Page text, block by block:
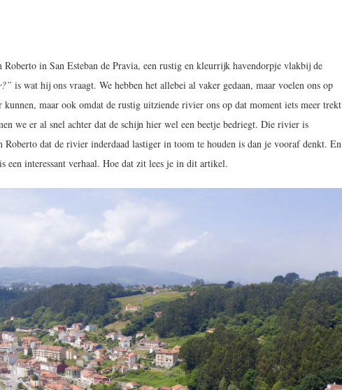
in San Esteban de Pravia, een rustig en kleurrijk havendorpje vlakbij de
is wat hij ons vraagt. We hebben het allebei al vaker gedaan, maar voelen ons op
maar ook omdat de rustig uitziende rivier ons op dat moment iets meer trekt
we er al snel achter dat de schijn hier wel een beetje bedriegt. Die rivier is
dat de rivier inderdaad lastiger in toom te houden is dan je vooraf denkt. En
een interessant verhaal. Hoe dat zit lees je in dit artikel.